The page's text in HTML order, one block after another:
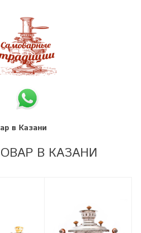
в Казани
В КАЗАНИ